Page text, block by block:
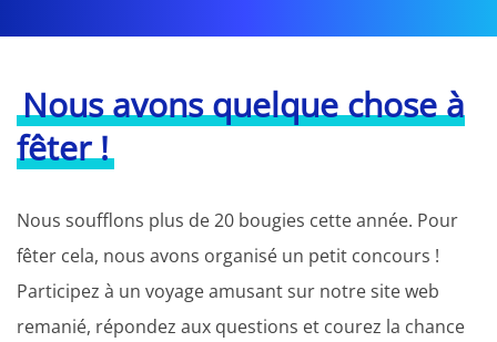
Nous avons quelque chose à
fêter !
Nous soufflons plus de 20 bougies cette année. Pour
fêter cela, nous avons organisé un petit concours !
Participez à un voyage amusant sur notre site web
remanié, répondez aux questions et courez la chance